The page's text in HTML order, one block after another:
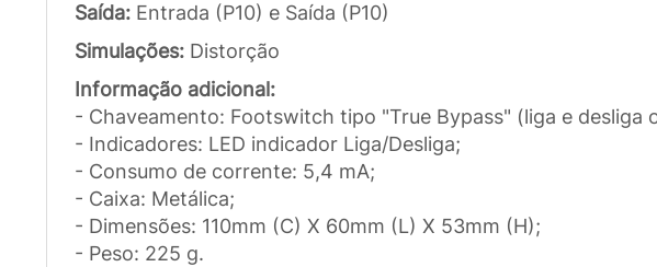
Saída: Entrada (P10) e Saída (P10)
Simulações: Distorção
Informação adicional:
- Chaveamento: Footswitch tipo "True Bypass" (liga e desliga
- Indicadores: LED indicador Liga/Desliga;
- Consumo de corrente: 5,4 mA;
- Caixa: Metálica;
- Dimensões: 110mm (C) X 60mm (L) X 53mm (H);
- Peso: 225 g.